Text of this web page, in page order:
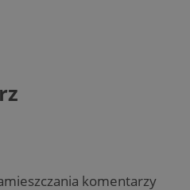
komentarzy